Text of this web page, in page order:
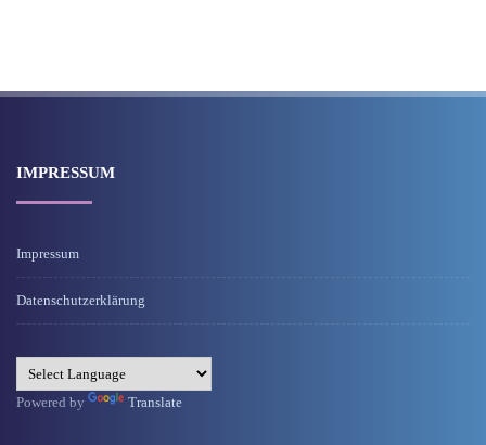
IMPRESSUM
Impressum
Datenschutzerklärung
Powered by Translate